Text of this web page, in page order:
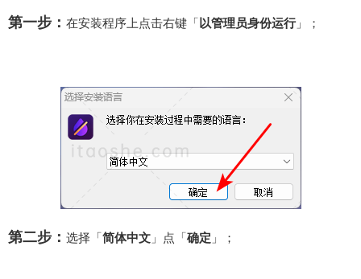
第一步： 在安装程序上点击右键「以管理员身份运行」；
第二步： 选择「简体中文 」点「确定 」；